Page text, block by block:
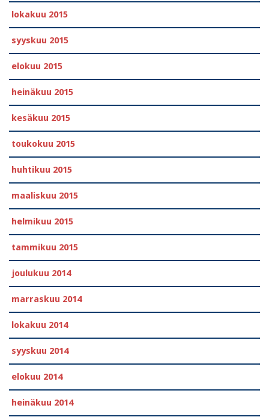
lokakuu 2015
syyskuu 2015
elokuu 2015
heinäkuu 2015
kesäkuu 2015
toukokuu 2015
huhtikuu 2015
maaliskuu 2015
helmikuu 2015
tammikuu 2015
joulukuu 2014
marraskuu 2014
lokakuu 2014
syyskuu 2014
elokuu 2014
heinäkuu 2014